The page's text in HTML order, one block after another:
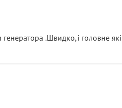
генератора .Швидко,і головне